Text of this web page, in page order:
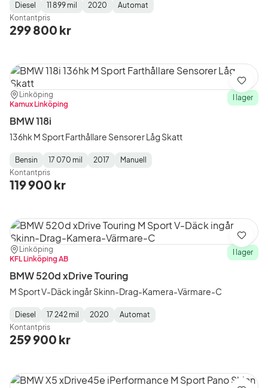
Fuel
Type:
Diesel
Mätarställning:
11 899 mil
Model
Year:
2020
Gearbox
Type:
Automat
Kontantpris
299 800 kr
Plats:
Linköping
Återförsäljare:
Kamux Linköping
I lager
BMW 118i
136hk M Sport Farthållare Sensorer Låg Skatt
Fuel
Type:
Bensin
Mätarställning:
17 070 mil
Model
Year:
2017
Gearbox
Type:
Manuell
Kontantpris
119 900 kr
Spara
Plats:
Linköping
Återförsäljare:
KFL Linköping AB
I lager
BMW 520d xDrive Touring
M Sport V-Däck ingår Skinn-Drag-Kamera-Värmare-C
Fuel
Type:
Diesel
Mätarställning:
17 242 mil
Model
Year:
2020
Gearbox
Type:
Automat
Kontantpris
259 900 kr
Spara